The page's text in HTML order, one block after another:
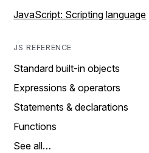
JavaScript: Scripting language
JS REFERENCE
Standard built-in objects
Expressions & operators
Statements & declarations
Functions
See all…